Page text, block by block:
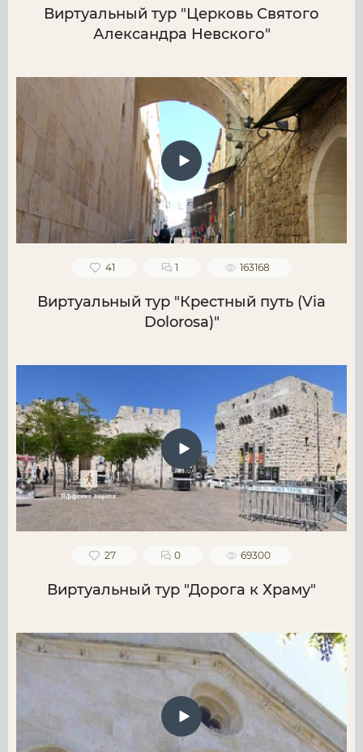
Виртуальный тур "Церковь Святого
Александра Невского"
41 1 163168
Виртуальный тур "Крестный путь (Via
Dolorosa)"
27 0 69300
Виртуальный тур "Дорога к Храму"